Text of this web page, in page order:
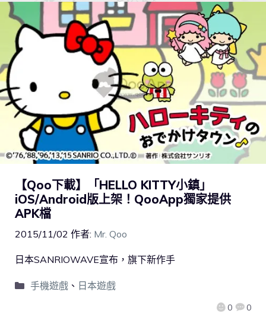
【Qoo下載】「HELLO KITTY小鎮」
iOS/Android版上架！QooApp獨家提供
APK檔
2015/11/02 作者: Mr. Qoo
0 0
日本SANRIOWAVE宣布，旗下新作手
手機遊戲、 日本遊戲